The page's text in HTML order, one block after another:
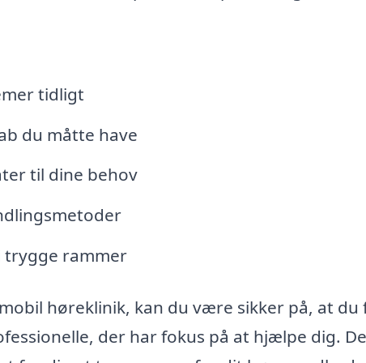
tidligt
du måtte have
til dine behov
trygge rammer
høreklinik, kan du være sikker på, at du
der har fokus på at hjælpe dig.